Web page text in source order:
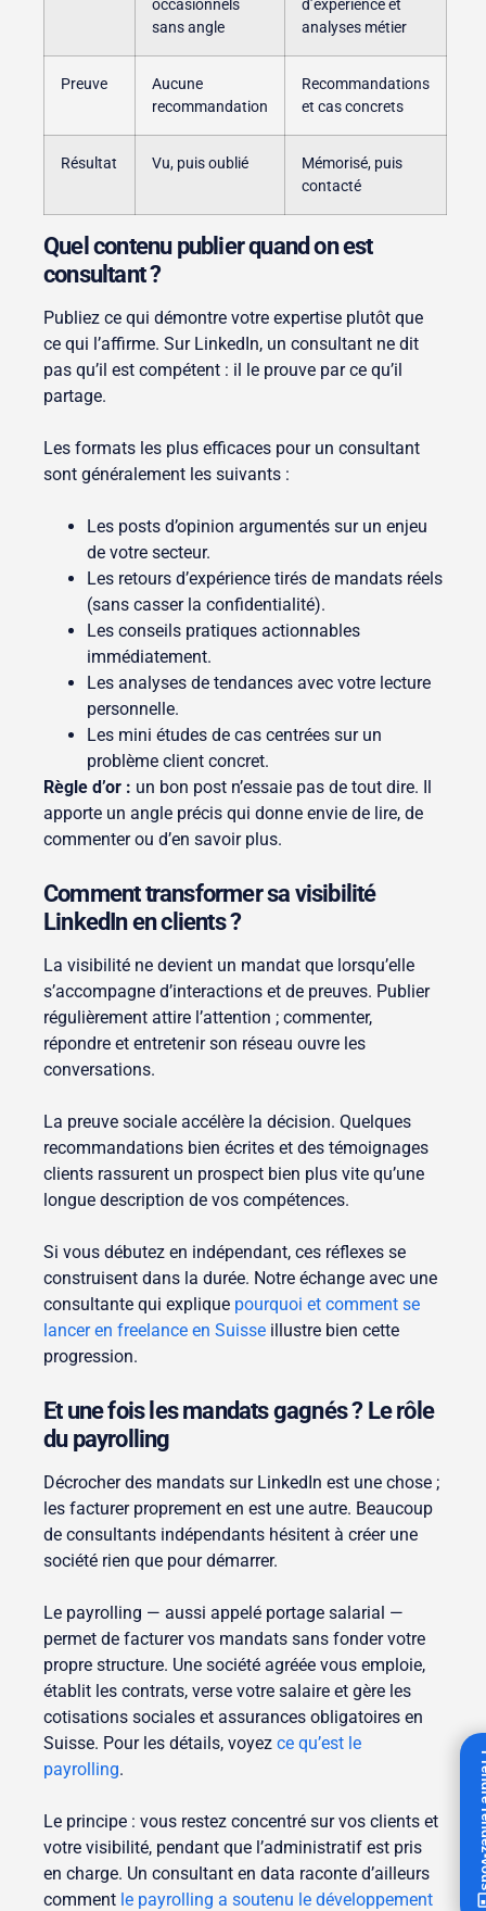
occasionnels
sans angle
d’expérience et
analyses métier
Preuve
Aucune
recommandation
Recommandations
et cas concrets
Résultat Vu, puis oublié
Mémorisé, puis
contacté
Quel contenu publier quand on est
consultant ?
Publiez ce qui démontre votre expertise plutôt que
ce qui l’affirme. Sur LinkedIn, un consultant ne dit
pas qu’il est compétent : il le prouve par ce qu’il
partage.
Les formats les plus efficaces pour un consultant
sont généralement les suivants :
Les posts d’opinion argumentés sur un enjeu
de votre secteur.
Les retours d’expérience tirés de mandats réels
(sans casser la confidentialité).
Les conseils pratiques actionnables
immédiatement.
Les analyses de tendances avec votre lecture
personnelle.
Les mini études de cas centrées sur un
problème client concret.
Règle d’or : un bon post n’essaie pas de tout dire. Il
apporte un angle précis qui donne envie de lire, de
commenter ou d’en savoir plus.
Comment transformer sa visibilité
LinkedIn en clients ?
La visibilité ne devient un mandat que lorsqu’elle
s’accompagne d’interactions et de preuves. Publier
régulièrement attire l’attention ; commenter,
répondre et entretenir son réseau ouvre les
conversations.
La preuve sociale accélère la décision. Quelques
recommandations bien écrites et des témoignages
clients rassurent un prospect bien plus vite qu’une
longue description de vos compétences.
Si vous débutez en indépendant, ces réflexes se
construisent dans la durée. Notre échange avec une
consultante qui explique pourquoi et comment se
lancer en freelance en Suisse illustre bien cette
progression.
Et une fois les mandats gagnés ? Le rôle
du payrolling
Décrocher des mandats sur LinkedIn est une chose ;
les facturer proprement en est une autre. Beaucoup
de consultants indépendants hésitent à créer une
société rien que pour démarrer.
Le payrolling — aussi appelé portage salarial —
permet de facturer vos mandats sans fonder votre
propre structure. Une société agréée vous emploie,
établit les contrats, verse votre salaire et gère les
cotisations sociales et assurances obligatoires en
Suisse. Pour les détails, voyez ce qu’est le
payrolling.
Le principe : vous restez concentré sur vos clients et
votre visibilité, pendant que l’administratif est pris
en charge. Un consultant en data raconte d’ailleurs
comment le payrolling a soutenu le développement